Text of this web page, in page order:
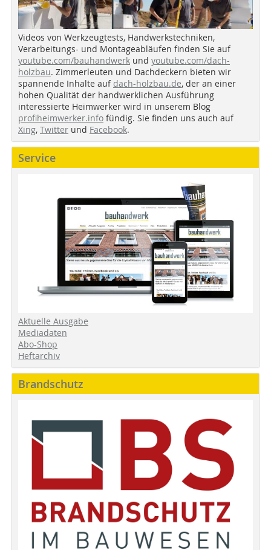
Videos von Werkzeugtests, Handwerkstechniken,
Verarbeitungs- und Montageabläufen finden Sie auf
youtube.com/bauhandwerk und youtube.com/dach-
holzbau. Zimmerleuten und Dachdeckern bieten wir
spannende Inhalte auf dach-holzbau.de, der an einer
hohen Qualität der handwerklichen Ausführung
interessierte Heimwerker wird in unserem Blog
profiheimwerker.info fündig. Sie finden uns auch auf
Xing, Twitter und Facebook.
Service
Aktuelle Ausgabe
Mediadaten
Abo-Shop
Heftarchiv
Brandschutz